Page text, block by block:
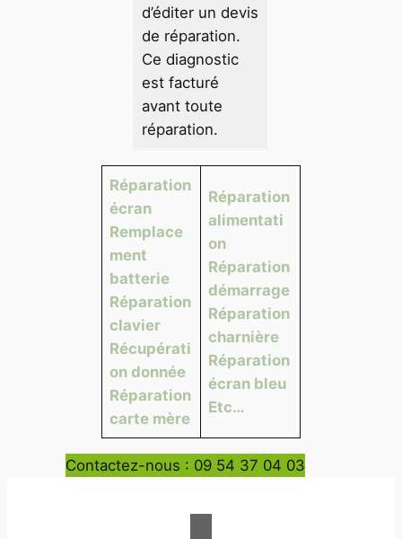
d’éditer un devis
de réparation.
Ce diagnostic
est facturé
avant toute
réparation.
Réparation
écran
Remplace
ment
batterie
Réparation
clavier
Récupérati
on donnée
Réparation
carte mère
Réparation
alimentati
on
Réparation
démarrage
Réparation
charnière
Réparation
écran bleu
Etc…
Contactez-nous : 09 54 37 04 03